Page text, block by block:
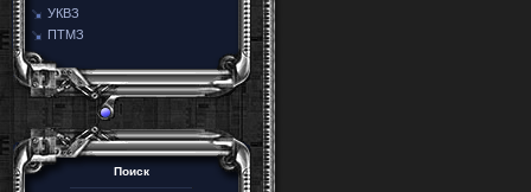
УКВЗ
ПТМЗ
Поиск